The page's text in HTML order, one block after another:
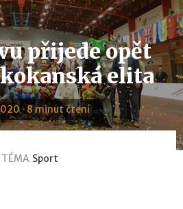
přijede opět
elita
· 8 minut čtení
TÉMA Sport